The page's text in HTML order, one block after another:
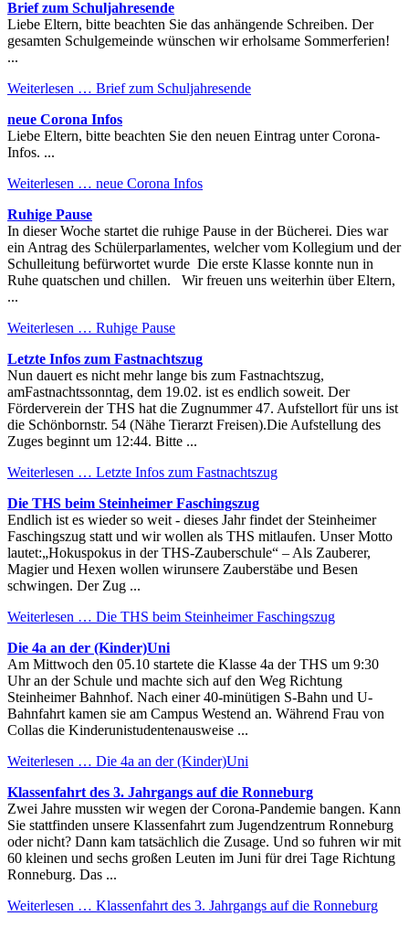
Brief zum Schuljahresende
Liebe Eltern, bitte beachten Sie das anhängende Schreiben. Der
gesamten Schulgemeinde wünschen wir erholsame Sommerferien!
...
Weiterlesen … Brief zum Schuljahresende
neue Corona Infos
Liebe Eltern, bitte beachten Sie den neuen Eintrag unter Corona-
Infos. ...
Weiterlesen … neue Corona Infos
Ruhige Pause
In dieser Woche startet die ruhige Pause in der Bücherei. Dies war
ein Antrag des Schülerparlamentes, welcher vom Kollegium und der
Schulleitung befürwortet wurde Die erste Klasse konnte nun in
Ruhe quatschen und chillen. Wir freuen uns weiterhin über Eltern,
...
Weiterlesen … Ruhige Pause
Letzte Infos zum Fastnachtszug
Nun dauert es nicht mehr lange bis zum Fastnachtszug,
amFastnachtssonntag, dem 19.02. ist es endlich soweit. Der
Förderverein der THS hat die Zugnummer 47. Aufstellort für uns ist
die Schönbornstr. 54 (Nähe Tierarzt Freisen).Die Aufstellung des
Zuges beginnt um 12:44. Bitte ...
Weiterlesen … Letzte Infos zum Fastnachtszug
Die THS beim Steinheimer Faschingszug
Endlich ist es wieder so weit - dieses Jahr findet der Steinheimer
Faschingszug statt und wir wollen als THS mitlaufen. Unser Motto
lautet:„Hokuspokus in der THS-Zauberschule“ – Als Zauberer,
Magier und Hexen wollen wirunsere Zauberstäbe und Besen
schwingen. Der Zug ...
Weiterlesen … Die THS beim Steinheimer Faschingszug
Die 4a an der (Kinder)Uni
Am Mittwoch den 05.10 startete die Klasse 4a der THS um 9:30
Uhr an der Schule und machte sich auf den Weg Richtung
Steinheimer Bahnhof. Nach einer 40-minütigen S-Bahn und U-
Bahnfahrt kamen sie am Campus Westend an. Während Frau von
Collas die Kinderunistudentenausweise ...
Weiterlesen … Die 4a an der (Kinder)Uni
Klassenfahrt des 3. Jahrgangs auf die Ronneburg
Zwei Jahre mussten wir wegen der Corona-Pandemie bangen. Kann
Sie stattfinden unsere Klassenfahrt zum Jugendzentrum Ronneburg
oder nicht? Dann kam tatsächlich die Zusage. Und so fuhren wir mit
60 kleinen und sechs großen Leuten im Juni für drei Tage Richtung
Ronneburg. Das ...
Weiterlesen … Klassenfahrt des 3. Jahrgangs auf die Ronneburg